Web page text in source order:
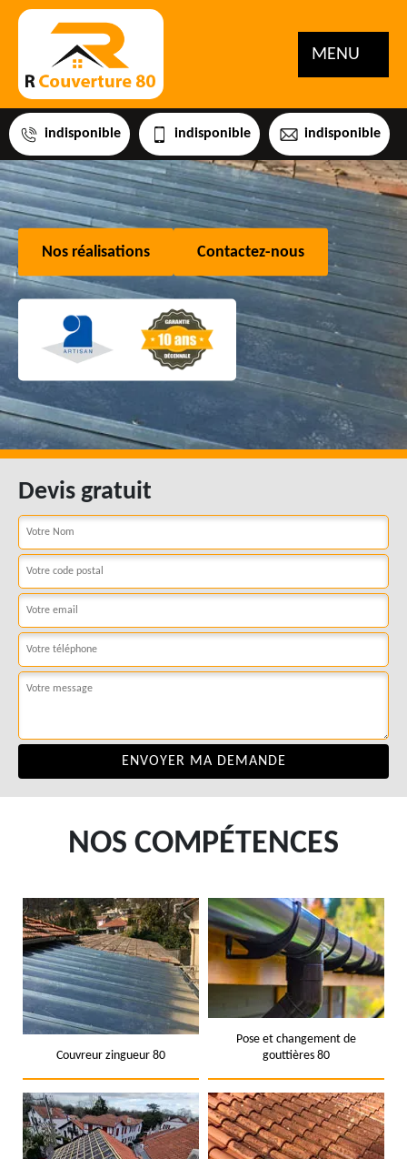
MENU
indisponible indisponible indisponible
Nos réalisations Contactez-nous
Devis gratuit
NOS COMPÉTENCES
Couvreur zingueur 80
Pose et changement de
gouttières 80